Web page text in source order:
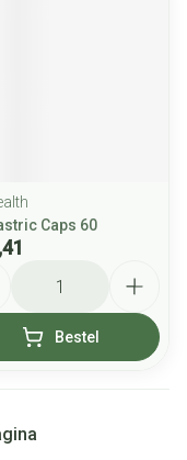
Caps 60
Bestel